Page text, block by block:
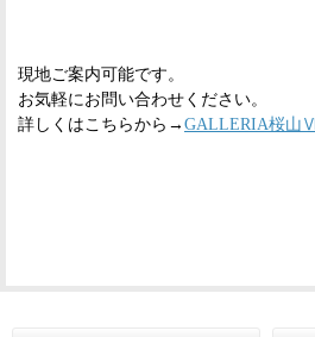
現地ご案内可能です。
お気軽にお問い合わせください。
詳しくはこちらから→ GALLERIA桜山Ⅵ